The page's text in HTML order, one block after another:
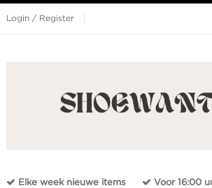
Login / Register
Elke week nieuwe items
Voor 16:00